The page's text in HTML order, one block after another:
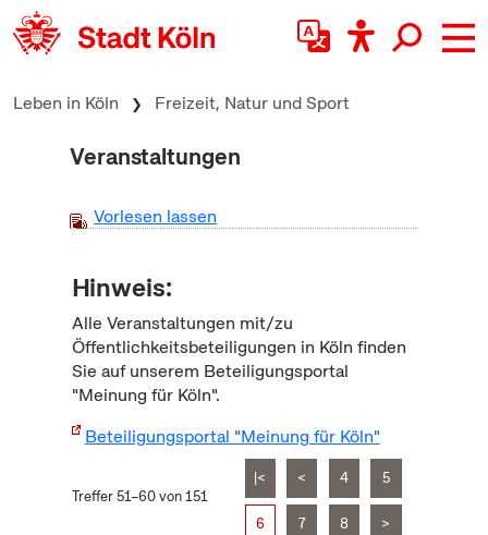
zum Inhalt springen
Leben in Köln Freizeit, Natur und Sport
Veranstaltungen
Vorlesen lassen
Hinweis:
Alle Veranstaltungen mit/zu
Öffentlichkeitsbeteiligungen in Köln finden
Sie auf unserem Beteiligungsportal
"Meinung für Köln".
Beteiligungsportal "Meinung für Köln"
Treffer 51–60 von 151
|< < 4 5
6 7 8 >